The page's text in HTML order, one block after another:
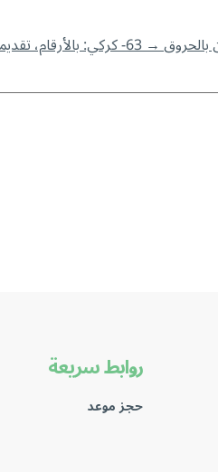
→63- كركي: بالأرقام، تقديمات الضمان الصحيّة تؤشّر إلى بداية حقيقية في مسار التعافي
روابط سريعة
حجز موعد